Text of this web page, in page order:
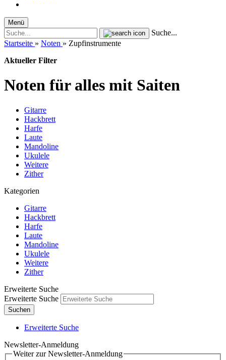
Menü
Suche...
Startseite » Noten » Zupfinstrumente
Aktueller Filter
Noten für alles mit Saiten
Gitarre
Hackbrett
Harfe
Laute
Mandoline
Ukulele
Weitere
Zither
Kategorien
Gitarre
Hackbrett
Harfe
Laute
Mandoline
Ukulele
Weitere
Zither
Erweiterte Suche
Erweiterte Suche
Suchen
Erweiterte Suche
Newsletter-Anmeldung
Weiter zur Newsletter-Anmeldung